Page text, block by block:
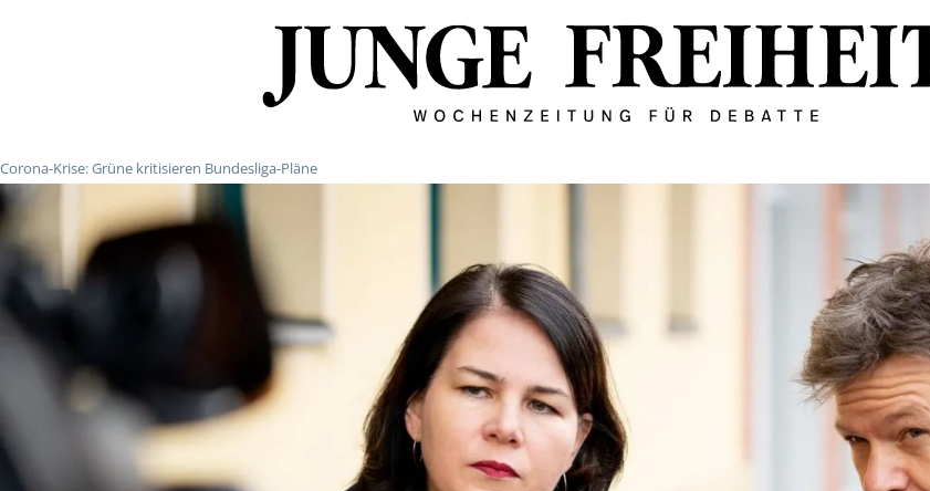
Corona-Krise: Grüne kritisieren Bundesliga-Pläne